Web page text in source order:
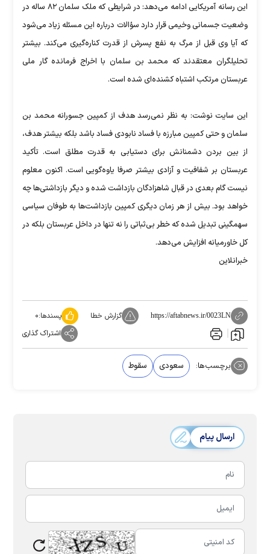
این رسانه آمریکایی ادامه می‌دهد: در شرایطی که ملک سلمان ۸۲ ساله در
وضعیت جسمانی وخیمی قرار دارد سؤالات درباره این مسئله زیاد می‌شود
که آیا وی قبل از مرگ به نفع پسرش از قدرت کناره‌گیری می‌کند. بیشتر
تحلیلگران معتقدند که محمد بن سلمان با اخراج فرمانده گار ملی
عربستان مرتکب اشتباه کشنده‌ای شده است.
این سایت نوشت: به نظر نمی‌رسد هدف از کمپین جسورانه محمد بن
سلمان و حتی کمپین مبارزه با فساد نابودی فساد باشد بلکه بیشتر هدف،
از بین بردن دشمنانش برای دستیابی به قدرت مطلق است. تأکید
عربستان بر شفافیت و آزادی بیشتر صرفا یاوه‌گویی است. اکنون معلوم
نیست گام بعدی در قبال شاهزادگان بازداشت شده و دیگر بازداشتی‌ها چه
خواهد بود. بیش از هر زمان دیگری کمپین بازداشت‌ها به طوفان سیاسی
سهمگینی تبدیل شده که خطر بی‌ثباتی را نه تنها در داخل عربستان بلکه در
کل خاورمیانه افزایش می‌دهد.
خبرانلاین
https://aftabnews.ir/0023LN گزارش خطا پسندها:۰
اشتراک گذاری
برچسب‌ها: سعودی سقوط
ارسال پیام